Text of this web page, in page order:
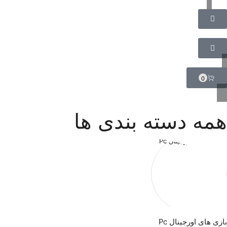
0
همه دسته بندی ها
بازی های اورجینال Pc